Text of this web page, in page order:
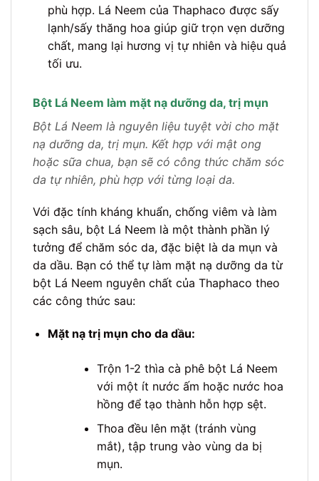
phù hợp. Lá Neem của Thaphaco được sấy
lạnh/sấy thăng hoa giúp giữ trọn vẹn dưỡng
chất, mang lại hương vị tự nhiên và hiệu quả
tối ưu.
Bột Lá Neem làm mặt nạ dưỡng da, trị mụn
Bột Lá Neem là nguyên liệu tuyệt vời cho mặt
nạ dưỡng da, trị mụn. Kết hợp với mật ong
hoặc sữa chua, bạn sẽ có công thức chăm sóc
da tự nhiên, phù hợp với từng loại da.
Với đặc tính kháng khuẩn, chống viêm và làm
sạch sâu, bột Lá Neem là một thành phần lý
tưởng để chăm sóc da, đặc biệt là da mụn và
da dầu. Bạn có thể tự làm mặt nạ dưỡng da từ
bột Lá Neem nguyên chất của Thaphaco theo
các công thức sau:
Mặt nạ trị mụn cho da dầu:
Trộn 1-2 thìa cà phê bột Lá Neem
với một ít nước ấm hoặc nước hoa
hồng để tạo thành hỗn hợp sệt.
Thoa đều lên mặt (tránh vùng
mắt), tập trung vào vùng da bị
mụn.